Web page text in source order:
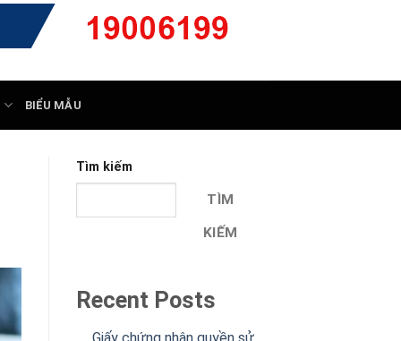
BIỂU MẪU
Tìm kiếm
TÌM
KIẾM
Recent Posts